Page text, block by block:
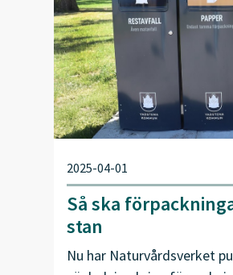
2025-04-01
Så ska
stan
Nu har Naturvårdsverket